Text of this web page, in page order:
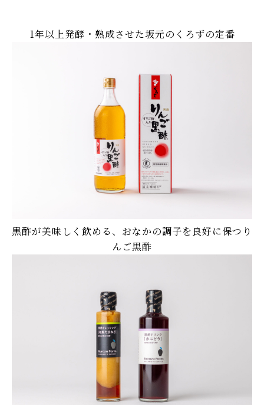
1年以上発酵・熟成させた坂元のくろずの定番
黒酢が美味しく飲める、おなかの調子を良好に保つり
んご黒酢